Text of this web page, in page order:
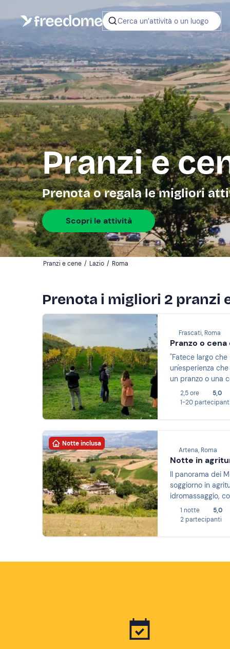
Cerca un’attività o un luogo
Pranzi e
Prenota o regala le migliori
Scopri le attività
Pranzi e cene / Lazio / Roma
Prenota i migliori 2 pranzi
Frascati, Roma
Pranzo o
"Fatece largo
un'esperienza
un pranzo o una
2,5 ore
5,0
1-20
Notte inclusa
Artena, Roma
Notte in
Il panorama dei
soggiorno in
idromassaggio,
provincia di
1 notte
5,0
2 partecipanti